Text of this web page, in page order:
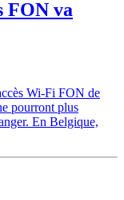
FON va
Wi-Fi FON de
pourront plus
En Belgique,